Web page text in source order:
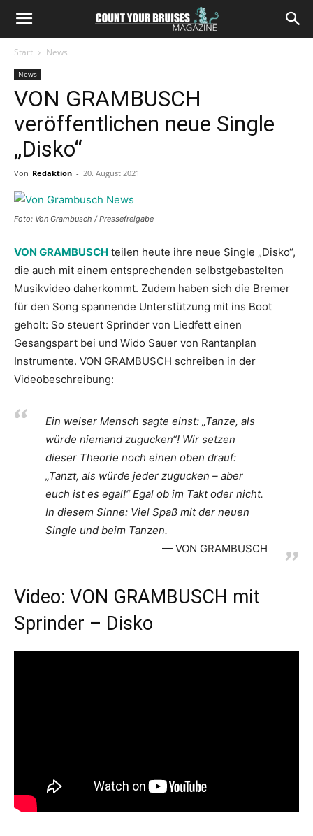
Start News
News
VON GRAMBUSCH
veröffentlichen neue Single
„Disko“
Von Redaktion - 20. August 2021
Foto: Von Grambusch / Pressefreigabe
VON GRAMBUSCH teilen heute ihre neue Single „Disko“,
die auch mit einem entsprechenden selbstgebastelten
Musikvideo daherkommt. Zudem haben sich die Bremer
für den Song spannende Unterstützung mit ins Boot
geholt: So steuert Sprinder von Liedfett einen
Gesangspart bei und Wido Sauer von Rantanplan
Instrumente. VON GRAMBUSCH schreiben in der
Videobeschreibung:
Ein weiser Mensch sagte einst: „Tanze, als
würde niemand zugucken“! Wir setzen
dieser Theorie noch einen oben drauf:
„Tanzt, als würde jeder zugucken – aber
euch ist es egal!“ Egal ob im Takt oder nicht.
In diesem Sinne: Viel Spaß mit der neuen
Single und beim Tanzen.
VON GRAMBUSCH
Video: VON GRAMBUSCH mit
Sprinder – Disko